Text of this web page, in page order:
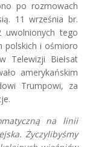
po rozmowach
11 września br.
uwolnionych tego
polskich i ośmioro
Telewizji Biełsat
amerykańskim
Trumpowi, za
na linii
Życzylibyśmy